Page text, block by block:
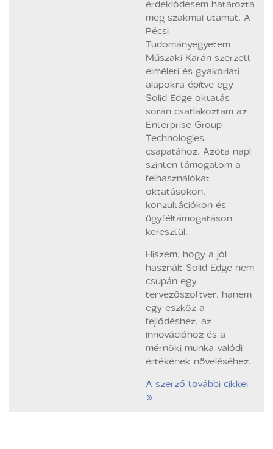
érdeklődésem határozta
meg szakmai utamat. A
Pécsi
Tudományegyetem
Műszaki Karán szerzett
elméleti és gyakorlati
alapokra építve egy
Solid Edge oktatás
során csatlakoztam az
Enterprise Group
Technologies
csapatához. Azóta napi
szinten támogatom a
felhasználókat
oktatásokon,
konzultációkon és
ügyféltámogatáson
keresztül.
Hiszem, hogy a jól
használt Solid Edge nem
csupán egy
tervezőszoftver, hanem
egy eszköz a
fejlődéshez, az
innovációhoz és a
mérnöki munka valódi
értékének növeléséhez.
A szerző további cikkei
»